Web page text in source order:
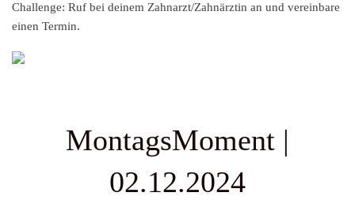
Challenge: Ruf bei deinem Zahnarzt/Zahnärztin an und vereinbare
einen Termin.
MontagsMoment |
02.12.2024